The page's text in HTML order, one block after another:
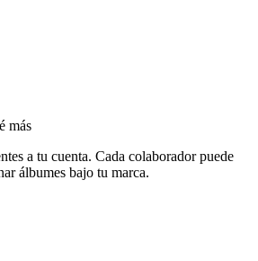
más
a tu cuenta. Cada colaborador puede
álbumes bajo tu marca.